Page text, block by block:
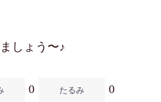
しょう〜♪
0 たるみ 0